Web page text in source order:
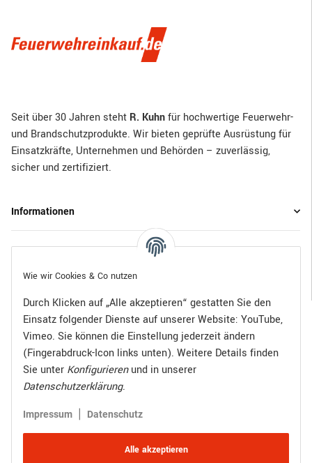
Alle akzeptieren
Wie wir Cookies & Co nutzen
Durch Klicken auf „Alle akzeptieren“ gestatten Sie den
Einsatz folgender Dienste auf unserer Website: YouTube,
Vimeo. Sie können die Einstellung jederzeit ändern
(Fingerabdruck-Icon links unten). Weitere Details finden
Sie unter Konfigurierenund in unserer
Datenschutzerklärung.
Impressum Datenschutz
Seit über 30 Jahren steht R. Kuhnfür hochwertige Feuerwehr-
und Brandschutzprodukte. Wir bieten geprüfte Ausrüstung für
Einsatzkräfte, Unternehmen und Behörden – zuverlässig,
sicher und zertifiziert.
Informationen
Gesetzliche Informationen
Bezahlen Sie bequem per:
Zugestellt durch: